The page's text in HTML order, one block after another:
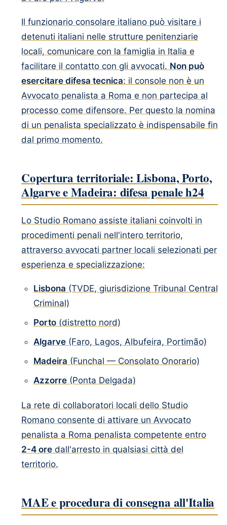
Il funzionario consolare italiano può visitare i
detenuti italiani nelle strutture penitenziarie
locali, comunicare con la famiglia in Italia e
facilitare il contatto con gli avvocati. Non può
esercitare difesa tecnica: il console non è un
Avvocato penalista a Roma e non partecipa al
processo come difensore. Per questo la nomina
di un penalista specializzato è indispensabile fin
dal primo momento.
Copertura territoriale: Lisbona, Porto,
Algarve e Madeira: difesa penale h24
Lo Studio Romano assiste italiani coinvolti in
procedimenti penali nell'intero territorio,
attraverso avvocati partner locali selezionati per
esperienza e specializzazione:
Lisbona (TVDE, giurisdizione Tribunal Central
Criminal)
Porto (distretto nord)
Algarve (Faro, Lagos, Albufeira, Portimão)
Madeira (Funchal — Consolato Onorario)
Azzorre (Ponta Delgada)
La rete di collaboratori locali dello Studio
Romano consente di attivare un Avvocato
penalista a Roma penalista competente entro
2-4 ore dall'arresto in qualsiasi città del
territorio.
MAE e procedura di consegna all'Italia